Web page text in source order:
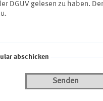
DGUV gelesen zu haben.
abschicken
Senden